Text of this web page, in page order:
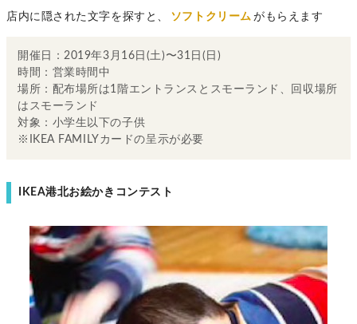
店内に隠された文字を探すと、 ソフトクリーム がもらえます
開催日：2019年3月16日(土)〜31日(日)
時間：営業時間中
場所：配布場所は1階エントランスとスモーランド、回収場所
はスモーランド
対象：小学生以下の子供
※IKEA FAMILYカードの呈示が必要
IKEA港北お絵かきコンテスト